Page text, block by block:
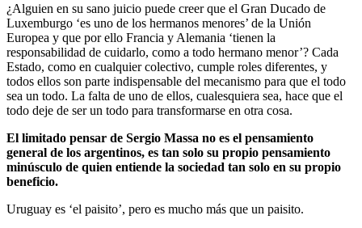
¿Alguien en su sano juicio puede creer que el Gran Ducado de
Luxemburgo ‘es uno de los hermanos menores’ de la Unión
Europea y que por ello Francia y Alemania ‘tienen la
responsabilidad de cuidarlo, como a todo hermano menor’? Cada
Estado, como en cualquier colectivo, cumple roles diferentes, y
todos ellos son parte indispensable del mecanismo para que el todo
sea un todo. La falta de uno de ellos, cualesquiera sea, hace que el
todo deje de ser un todo para transformarse en otra cosa.
El limitado pensar de Sergio Massa no es el pensamiento
general de los argentinos, es tan solo su propio pensamiento
minúsculo de quien entiende la sociedad tan solo en su propio
beneficio.
Uruguay es ‘el paisito’, pero es mucho más que un paisito.